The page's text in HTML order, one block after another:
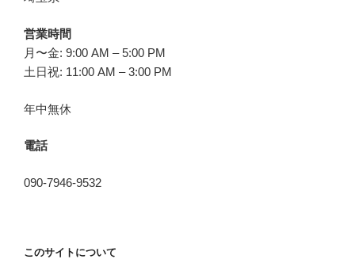
営業時間
月〜金: 9:00 AM – 5:00 PM
土日祝: 11:00 AM – 3:00 PM
年中無休
電話
090-7946-9532
このサイトについて